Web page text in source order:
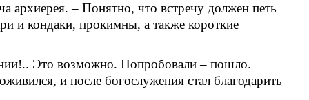
архиерея. – Понятно, что встречу должен петь
и кондаки, прокимны, а также короткие
Это возможно. Попробовали – пошло.
и после богослужения стал благодарить